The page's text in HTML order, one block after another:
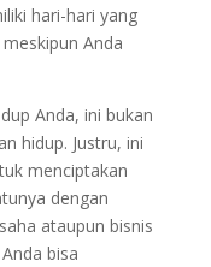
hari-hari yang
Anda
Anda, ini bukan
hidup. Justru, ini
menciptakan
dengan
ataupun bisnis
bisa